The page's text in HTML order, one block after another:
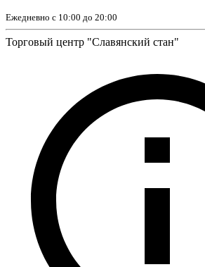
Ежедневно с 10:00 до 20:00
Торговый центр "Славянский стан"